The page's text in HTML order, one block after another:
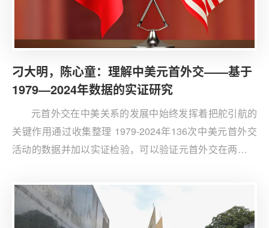
刁大明，陈心童：理解中美元首外交——基于
1979—2024年数据的实证研究
元首外交在中美关系的发展中始终发挥着把舵引航的
关键作用通过收集整理 1979-2024年136次中美元首外交
活动的数据并加以实证检验，可以验证元首外交在两国建
向影响。